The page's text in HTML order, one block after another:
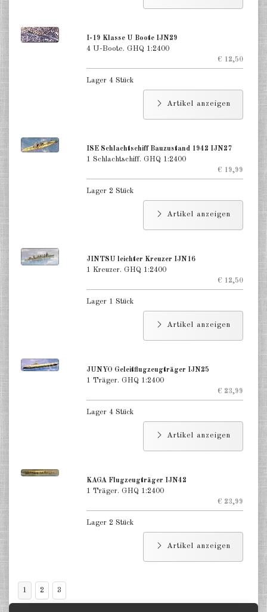
I-19 Klasse U Boote IJN29
4 U-Boote. GHQ 1:2400
€ 12,50
Lager 4 Stück
Artikel anzeigen
ISE Schlachtschiff Bauzustand 1942 IJN27
1 Schlachtschiff. GHQ 1:2400
€ 19,99
Lager 2 Stück
Artikel anzeigen
JINTSU leichter Kreuzer IJN16
1 Kreuzer. GHQ 1:2400
€ 12,50
Lager 1 Stück
Artikel anzeigen
JUNYO Geleitflugzeugträger IJN25
1 Träger. GHQ 1:2400
€ 23,99
Lager 4 Stück
Artikel anzeigen
KAGA Flugzeugträger IJN42
1 Träger. GHQ 1:2400
€ 23,99
Lager 2 Stück
Artikel anzeigen
1 2 3